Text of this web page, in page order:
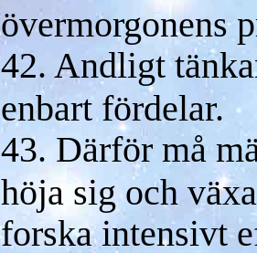
övermorgonens
42. Andligt
enbart fördelar.
43. Därför må
höja sig och
forska intensivt